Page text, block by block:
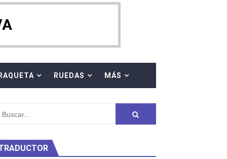
al equipo neutral ruso, llevándose 8 medallas, seis para
RAQUETA RUEDAS MÁS